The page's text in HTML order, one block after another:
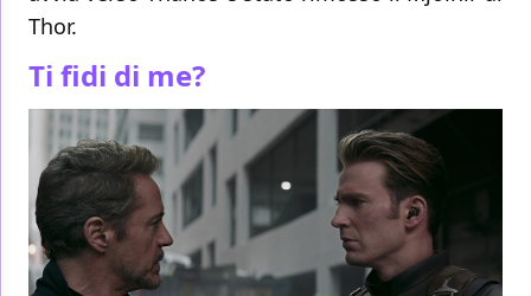
Thor.
Ti fidi di me?